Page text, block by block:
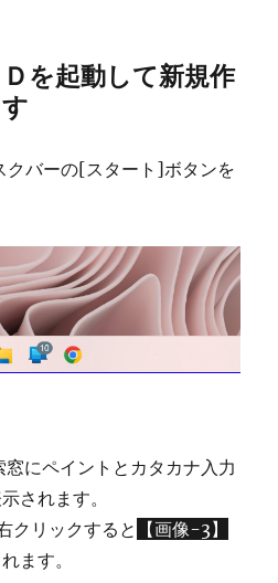
を起動して新規作
バーの[スタート]ボタンを
窓にペイントとカタカナ入力
されます。
リックすると
【画像-3】
ます。